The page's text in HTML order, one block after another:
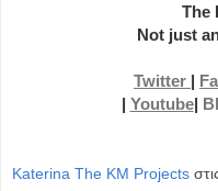
The
Not just
Twitter |
| Youtube|
Katerina The KM Projects